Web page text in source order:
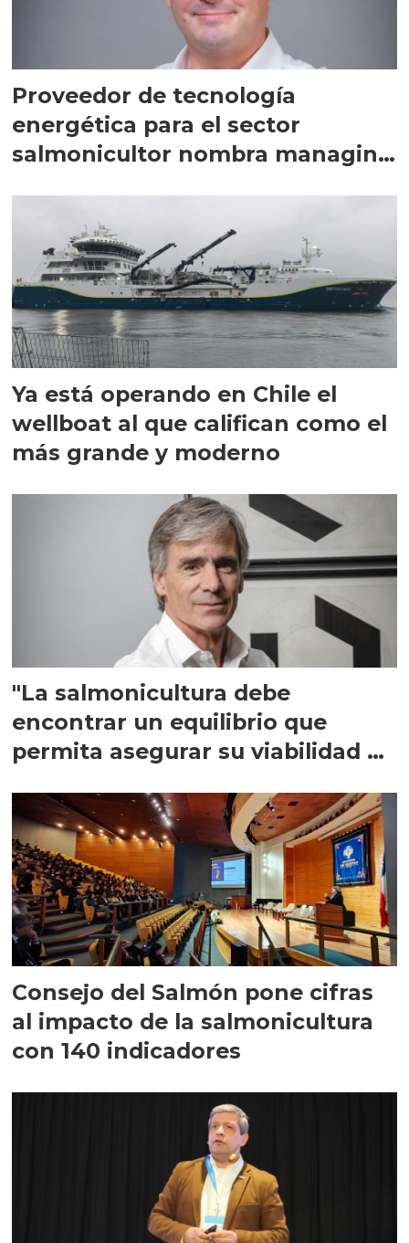
Proveedor de tecnología
energética para el sector
salmonicultor nombra managing
Ya está operando en Chile el
wellboat al que califican como el
más grande y moderno
"La salmonicultura debe
encontrar un equilibrio que
permita asegurar su viabilidad de
Consejo del Salmón pone cifras
al impacto de la salmonicultura
con 140 indicadores